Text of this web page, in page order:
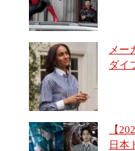
メー
ダイ
【
日本